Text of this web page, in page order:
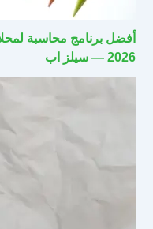
أفضل برنامج محاسبة
2026 — سيلز اب